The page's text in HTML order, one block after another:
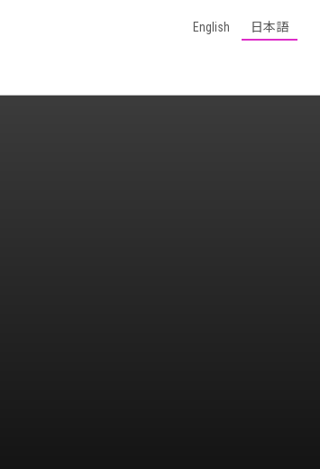
English 日本語